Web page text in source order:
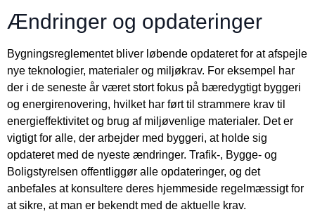
Ændringer og opdateringer
Bygningsreglementet bliver løbende opdateret for at afspejle
nye teknologier, materialer og miljøkrav. For eksempel har
der i de seneste år været stort fokus på bæredygtigt byggeri
og energirenovering, hvilket har ført til strammere krav til
energieffektivitet og brug af miljøvenlige materialer. Det er
vigtigt for alle, der arbejder med byggeri, at holde sig
opdateret med de nyeste ændringer. Trafik-, Bygge- og
Boligstyrelsen offentliggør alle opdateringer, og det
anbefales at konsultere deres hjemmeside regelmæssigt for
at sikre, at man er bekendt med de aktuelle krav.